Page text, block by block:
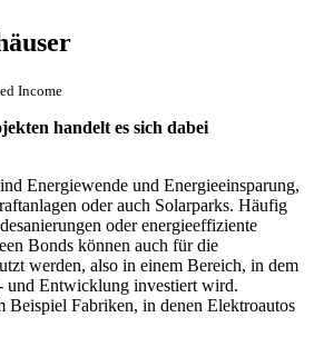
Income
handelt es sich dabei
Energiewende und Energieeinsparung,
oder auch Solarparks. Häufig
oder energieeffiziente
Bonds können auch für die
werden, also in einem Bereich, in dem
und Entwicklung investiert wird.
Beispiel Fabriken, in denen Elektroautos